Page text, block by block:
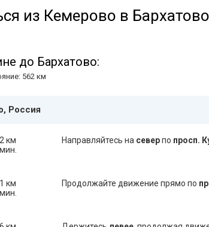
из Кемерово в
до Бархатово:
562 км
Россия
км
Направляйтесь на северпо просп.
км
Продолжайте движение прямо по